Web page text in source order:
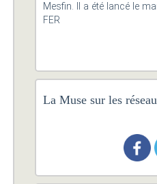
Mesfin. Il a été lancé le
FER
La Muse sur les